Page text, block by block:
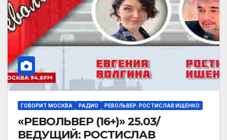
ГОВОРИТ МОСКВА РАДИО РЕВОЛЬВЕР: РОСТИСЛАВ ИЩЕНКО
«РЕВОЛЬВЕР (16+)» 25.03/
ВЕДУЩИЙ: РОСТИСЛАВ